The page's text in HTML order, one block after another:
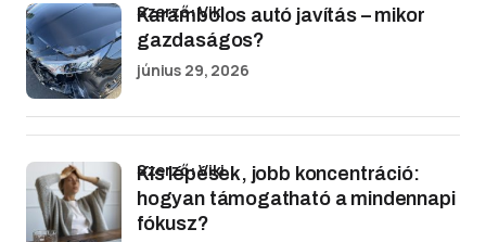
Karambolos autó javítás – mikor
gazdaságos?
Szerző: Viki
június 29, 2026
Kis lépések, jobb koncentráció:
hogyan támogatható a mindennapi
fókusz?
Szerző: Viki